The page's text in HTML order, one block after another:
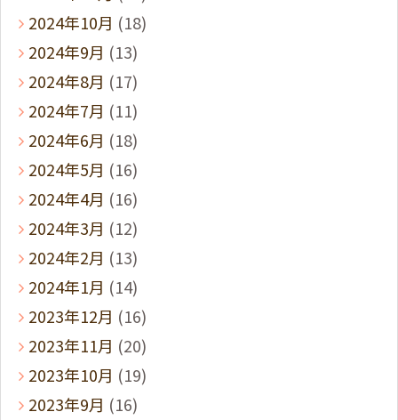
2024年10月 (18)
2024年9月 (13)
2024年8月 (17)
2024年7月 (11)
2024年6月 (18)
2024年5月 (16)
2024年4月 (16)
2024年3月 (12)
2024年2月 (13)
2024年1月 (14)
2023年12月 (16)
2023年11月 (20)
2023年10月 (19)
2023年9月 (16)